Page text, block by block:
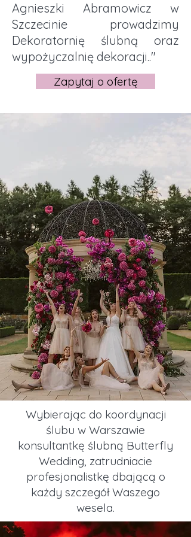
Agnieszki Abramowicz w
Szczecinie prowadzimy
Dekoratornię ślubną oraz
wypożyczalnię dekoracji.."
Zapytaj o ofertę
Wybierając do koordynacji
ślubu w Warszawie
konsultantkę ślubną Butterfly
Wedding, zatrudniacie
profesjonalistkę dbającą o
każdy szczegół Waszego
wesela.